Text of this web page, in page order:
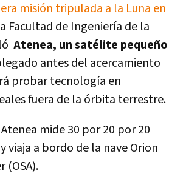
misión tripulada a la Luna en
Facultad de Ingeniería de la
Atenea, un satélite pequeño
antes del acercamiento
probar tecnología en
fuera de la órbita terrestre.
mide 30 por 20 por 20
viaja a bordo de la nave Orion
(OSA).